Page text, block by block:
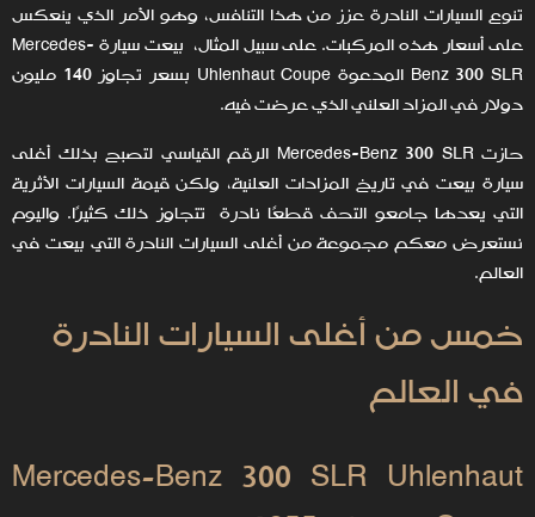
تنوع السيارات النادرة عزز من هذا التنافس، وهو الأمر الذي ينعكس
على أسعار هذه المركبات. على سبيل المثال، بيعت سيارة Mercedes-
Benz 300 SLR المدعوة Uhlenhaut Coupe بسعر تجاوز 140 مليون
دولار في المزاد العلني الذي عرضت فيه.
حازت Mercedes-Benz 300 SLR الرقم القياسي لتصبح بذلك أغلى
سيارة بيعت في تاريخ المزادات العلنية، ولكن قيمة السيارات الأثرية
التي يعدها جامعو التحف قطعًا نادرة تتجاوز ذلك كثيرًا. واليوم
نستعرض معكم مجموعة من أغلى السيارات النادرة التي بيعت في
العالم.
خمس من أغلى السيارات النادرة
في العالم
Mercedes-Benz 300 SLR Uhlenhaut